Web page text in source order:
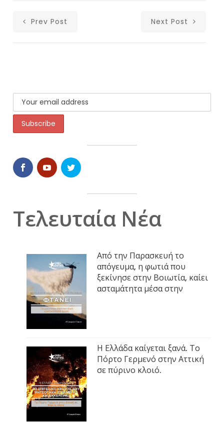
Prev Post Next Post
Τελευταία Νέα
Από την Παρασκευή το
απόγευμα, η φωτιά που
ξεκίνησε στην Βοιωτία, καίει
ασταμάτητα μέσα στην
Η Ελλάδα καίγεται ξανά. Το
Πόρτο Γερμενό στην Αττική
σε πύρινο κλοιό.